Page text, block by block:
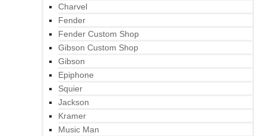
Charvel
Fender
Fender Custom Shop
Gibson Custom Shop
Gibson
Epiphone
Squier
Jackson
Kramer
Music Man